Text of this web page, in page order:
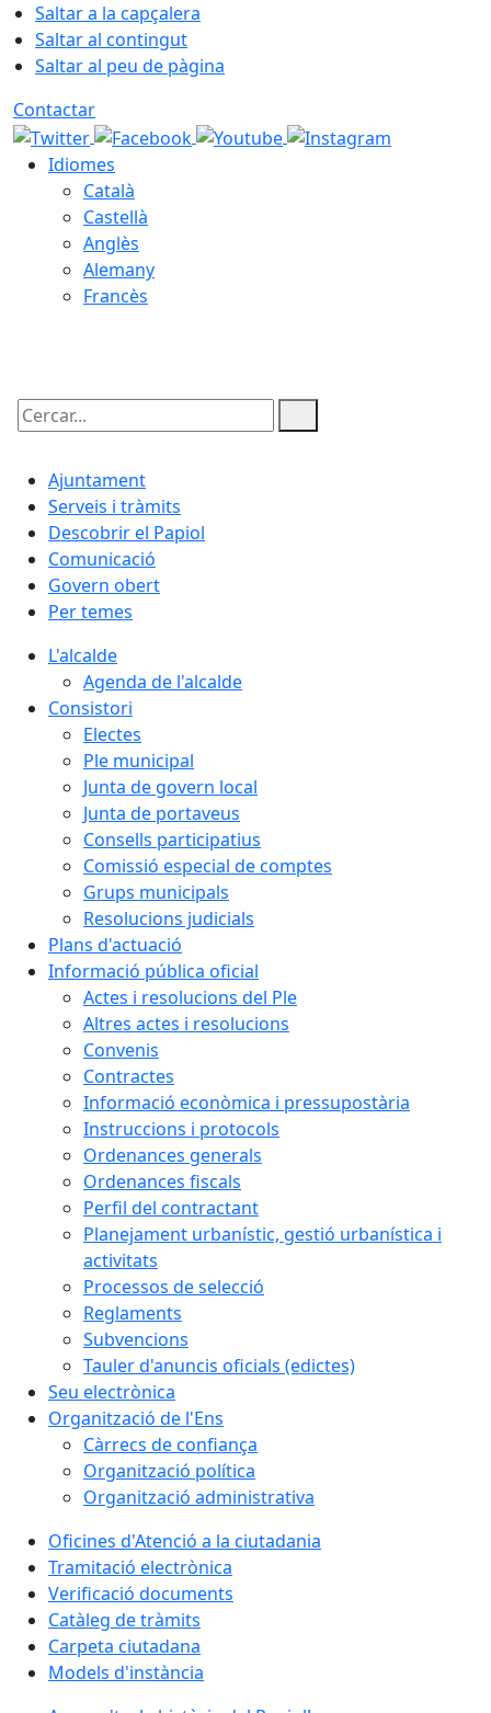
Saltar a la capçalera
Saltar al contingut
Saltar al peu de pàgina
Contactar
Idiomes
Català
Castellà
Anglès
Alemany
Francès
Cercar:
Ajuntament
Serveis i tràmits
Descobrir el Papiol
Comunicació
Govern obert
Per temes
L'alcalde
Agenda de l'alcalde
Consistori
Electes
Ple municipal
Junta de govern local
Junta de portaveus
Consells participatius
Comissió especial de comptes
Grups municipals
Resolucions judicials
Plans d'actuació
Informació pública oficial
Actes i resolucions del Ple
Altres actes i resolucions
Convenis
Contractes
Informació econòmica i pressupostària
Instruccions i protocols
Ordenances generals
Ordenances fiscals
Perfil del contractant
Planejament urbanístic, gestió urbanística i
activitats
Processos de selecció
Reglaments
Subvencions
Tauler d'anuncis oficials (edictes)
Seu electrònica
Organització de l'Ens
Càrrecs de confiança
Organització política
Organització administrativa
Oficines d'Atenció a la ciutadania
Tramitació electrònica
Verificació documents
Catàleg de tràmits
Carpeta ciutadana
Models d'instància